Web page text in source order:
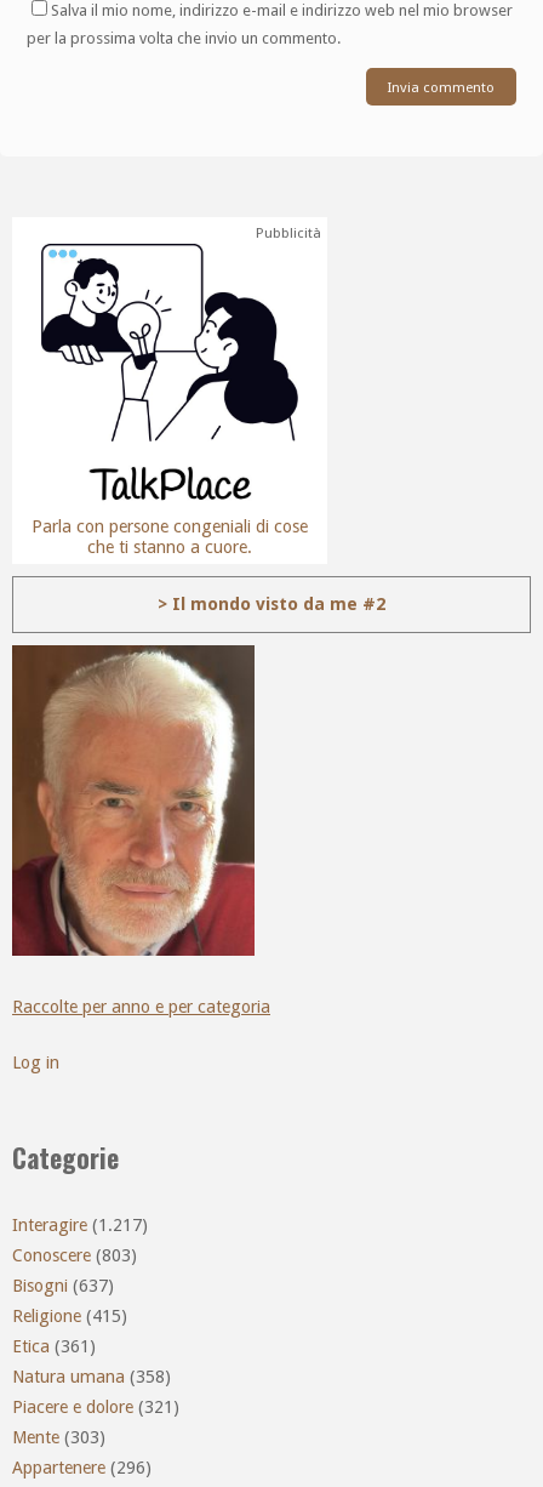
Salva il mio nome, indirizzo e-mail e indirizzo web nel mio browser
per la prossima volta che invio un commento.
Pubblicità
Parla con persone congeniali di cose
che ti stanno a cuore.
> Il mondo visto da me #2
Raccolte per anno e per categoria
Log in
Categorie
Interagire (1.217)
Conoscere (803)
Bisogni (637)
Religione (415)
Etica (361)
Natura umana (358)
Piacere e dolore (321)
Mente (303)
Appartenere (296)